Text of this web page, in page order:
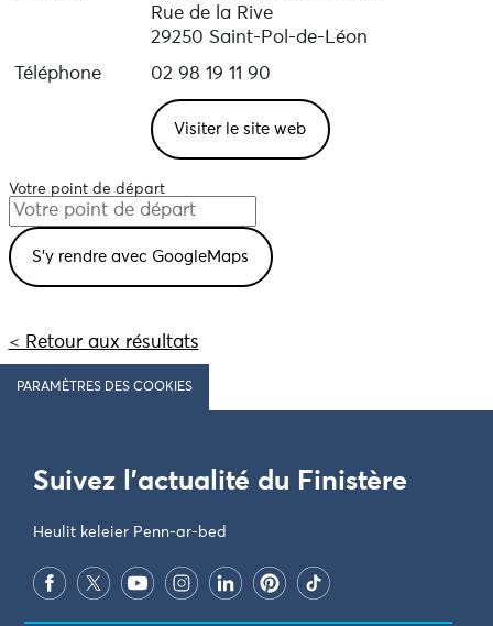
Rue de la Rive
29250 Saint-Pol-de-Léon
Téléphone
02 98 19 11 90
Visiter le site web
Votre point de départ
< Retour aux résultats
PARAMÈTRES DES COOKIES
Suivez l'actualité du Finistère
Heulit keleier Penn-ar-bed